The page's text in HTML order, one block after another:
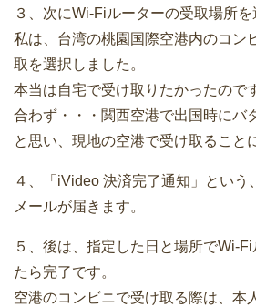
３、次にWi-Fiルーターの受取場所を
私は、台湾の桃園国際空港内のコン
取を選択しました。
本当は自宅で受け取りたかったので
合わず・・・関西空港で出国時にバ
と思い、現地の空港で受け取ること
４、「iVideo 決済完了通知」という
メールが届きます。
５、後は、指定した日と場所でWi-
たら完了です。
空港のコンビニで受け取る際は、本